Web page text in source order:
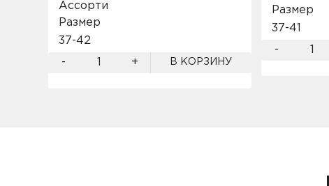
Ассорти
Размер
37-42
- + В КОРЗИНУ
Размер
37-41
-